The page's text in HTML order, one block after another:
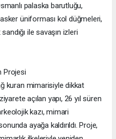
palaska barutluğu,
üniforması kol düğmeleri,
ile savaşın izleri
Projesi
kuran mimarisiyle dikkat
açılan yapı, 26 yıl süren
kazı, mimari
ayağa kaldırıldı. Proje,